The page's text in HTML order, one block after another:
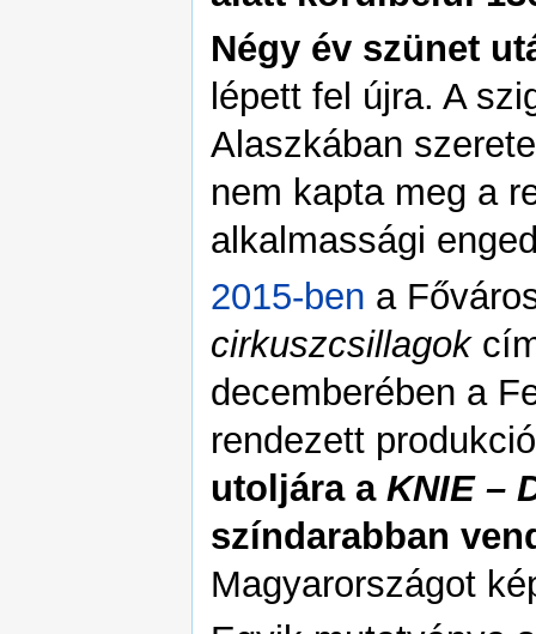
Négy év szünet
lépett fel újra. A
Alaszkában
nem kapta meg a
alkalmassági
2015-ben a
cirkuszcsillagok
decemberében a
rendezett
utoljára a KNIE –
színdarabban
Magyarországot